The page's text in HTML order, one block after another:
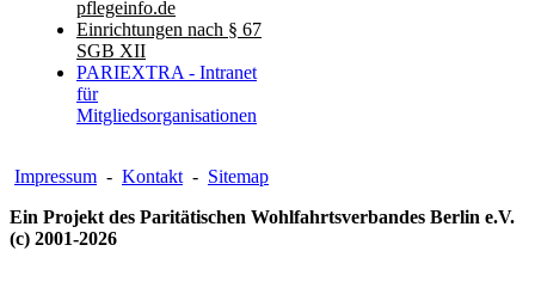
pflegeinfo.de
Einrichtungen nach § 67
SGB XII
PARIEXTRA - Intranet
für
Mitgliedsorganisationen
Impressum - Kontakt - Sitemap
Ein Projekt des Paritätischen Wohlfahrtsverbandes Berlin e.V.
(c) 2001-2026